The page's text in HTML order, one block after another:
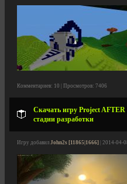
Комментариев: 10 | Просмотров: 7406
Скачать игру Project
стадии разработки
Игру добавил John2s [11865|1666] | 2014-04-